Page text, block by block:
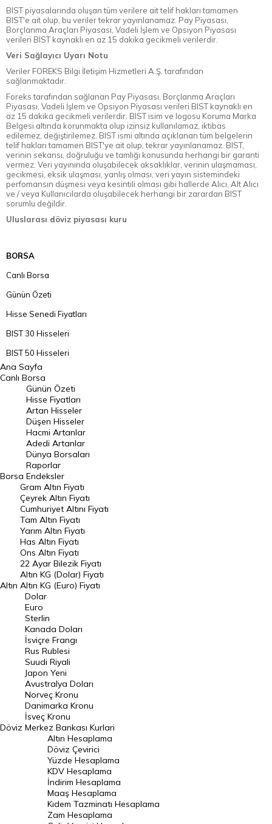
BIST piyasalarında oluşan tüm verilere ait telif hakları tamamen
BIST'e ait olup, bu veriler tekrar yayınlanamaz. Pay Piyasası,
Borçlanma Araçları Piyasası, Vadeli İşlem ve Opsiyon Piyasası
verileri BIST kaynaklı en az 15 dakika gecikmeli verilerdir.
Veri Sağlayıcı Uyarı Notu
Veriler FOREKS Bilgi İletişim Hizmetleri A.Ş. tarafından
sağlanmaktadır.
Foreks tarafından sağlanan Pay Piyasası, Borçlanma Araçları
Piyasası, Vadeli İşlem ve Opsiyon Piyasası verileri BIST kaynaklı en
az 15 dakika gecikmeli verilerdir. BIST isim ve logosu Koruma Marka
Belgesi altında korunmakta olup izinsiz kullanılamaz, iktibas
edilemez, değiştirilemez. BIST ismi altında açıklanan tüm belgelerin
telif hakları tamamen BIST'ye ait olup, tekrar yayınlanamaz. BIST,
verinin sekansı, doğruluğu ve tamlığı konusunda herhangi bir garanti
vermez. Veri yayınında oluşabilecek aksaklıklar, verinin ulaşmaması,
gecikmesi, eksik ulaşması, yanlış olması, veri yayın sistemindeki
perfomansın düşmesi veya kesintili olması gibi hallerde Alıcı, Alt Alıcı
ve / veya Kullanıcılarda oluşabilecek herhangi bir zarardan BIST
sorumlu değildir.
Uluslarası döviz piyasası kuru
BORSA
Canlı Borsa
Günün Özeti
Hisse Senedi Fiyatları
BIST 30 Hisseleri
BIST 50 Hisseleri
BIST 100 Hisseleri
En Çok Artan Hisseler
En Çok Düşen Hisseler
Hacmi Artanlar
Geçmiş Kapanışlar
Dünya Borsaları
Raporlar
Endeksler
DÖVİZ
Döviz Kuru
Dolar Kuru
Euro Kuru
Pound Kuru
Frank Kuru
Riyal Kuru
Avustralya Doları
Danimarka Kronu Kuru
Kanada Doları Kuru
Norveç Kronu Kuru
İsveç Kronu Kuru
Japon Yeni Kuru
Serbest Piyasa Döviz Kurları
Merkez Bankası Döviz Kurları
Ana Sayfa
Canlı Borsa
Borsa
Günün Özeti
Hisse Fiyatları
Artan Hisseler
Düşen Hisseler
Hacmi Artanlar
Adedi Artanlar
Dünya Borsaları
Raporlar
Endeksler
Altın
Gram Altın Fiyatı
Çeyrek Altın Fiyatı
Cumhuriyet Altını Fiyatı
Tam Altın Fiyatı
Yarım Altın Fiyatı
Has Altın Fiyatı
Ons Altın Fiyatı
22 Ayar Bilezik Fiyatı
Altın KG (Dolar) Fiyatı
Altın KG (Euro) Fiyatı
Döviz
Dolar
Euro
Sterlin
Kanada Doları
İsviçre Frangı
Rus Rublesi
Suudi Riyali
Japon Yeni
Avustralya Doları
Norveç Kronu
Danimarka Kronu
İsveç Kronu
Merkez Bankası Kurlari
Altın Hesaplama
Döviz Çevirici
Yüzde Hesaplama
KDV Hesaplama
İndirim Hesaplama
Maaş Hesaplama
Kıdem Tazminatı Hesaplama
Zam Hesaplama